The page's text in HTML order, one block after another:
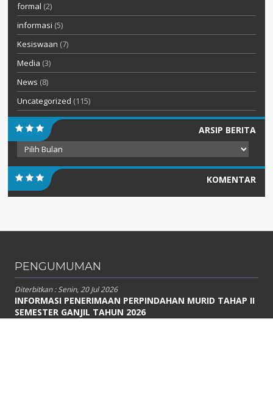
formal (2)
informasi (5)
Kesiswaan (7)
Media (3)
News (8)
Uncategorized (115)
ARSIP BERITA
Arsip
Berita
KOMENTAR
PENGUMUMAN
Diterbitkan :Senin, 20 Jul 2026
INFORMASI PENERIMAAN PERPINDAHAN MURID TAHAP II
SEMESTER GANJIL TAHUN 2026